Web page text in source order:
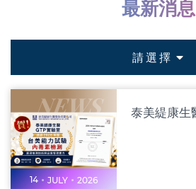
最新消息
請選擇
14 JULY 2026